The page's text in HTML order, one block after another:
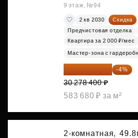
9 этаж, №94
2 кв 2030
Скидка
Предчистовая отделка
Квартира за 2 000 ₽/мес
Мастер-зона с
29 067 264 ₽ -4%
30 278 400 ₽
583 680 ₽ за м²
2-комнатная,